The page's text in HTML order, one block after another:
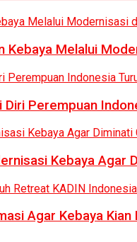
Melalui
Perempuan
Kebaya Agar
Agar Kebaya